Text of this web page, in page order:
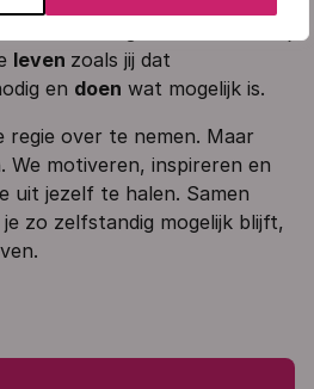
leven zoals jij dat
en doen wat mogelijk is.
regie over te nemen. Maar
We motiveren, inspireren en
uit jezelf te halen. Samen
zo zelfstandig mogelijk blijft,